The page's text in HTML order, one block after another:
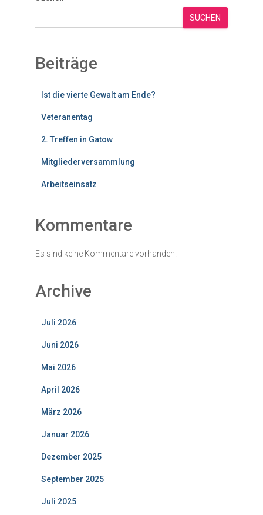
SUCHEN
Beiträge
Ist die vierte Gewalt am Ende?
Veteranentag
2. Treffen in Gatow
Mitgliederversammlung
Arbeitseinsatz
Kommentare
Es sind keine Kommentare vorhanden.
Archive
Juli 2026
Juni 2026
Mai 2026
April 2026
März 2026
Januar 2026
Dezember 2025
September 2025
Juli 2025